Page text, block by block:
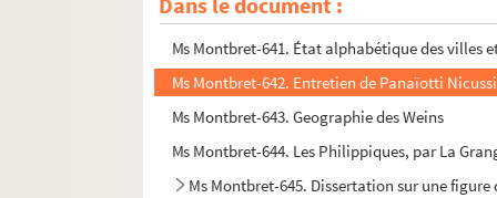
Ms Montbret-640. Nautica. Traité de
Ms Montbret-641. État alphabétique des villes
Ms Montbret-642. Entretien de Panaïotti
Ms Montbret-643. Geographie des Weins
Ms Montbret-644. Les Philippiques, par La
Ms Montbret-645. Dissertation sur une